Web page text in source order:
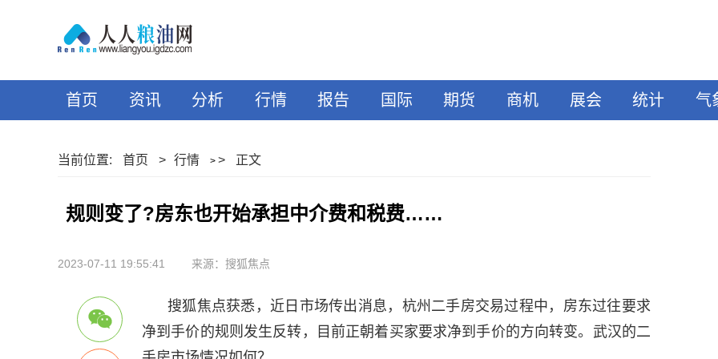
首页 资讯 分析 行情 报告 国际 期货 商机 展会 统计 气
当前位置: 首页 > 行情 > > 正文
规则变了?房东也开始承担中介费和税费……
2023-07-11 19:55:41 来源：搜狐焦点
搜狐焦点获悉，近日市场传出消息，杭州二手房交易过程中，房东过往要求
净到手价的规则发生反转，目前正朝着买家要求净到手价的方向转变。武汉的二